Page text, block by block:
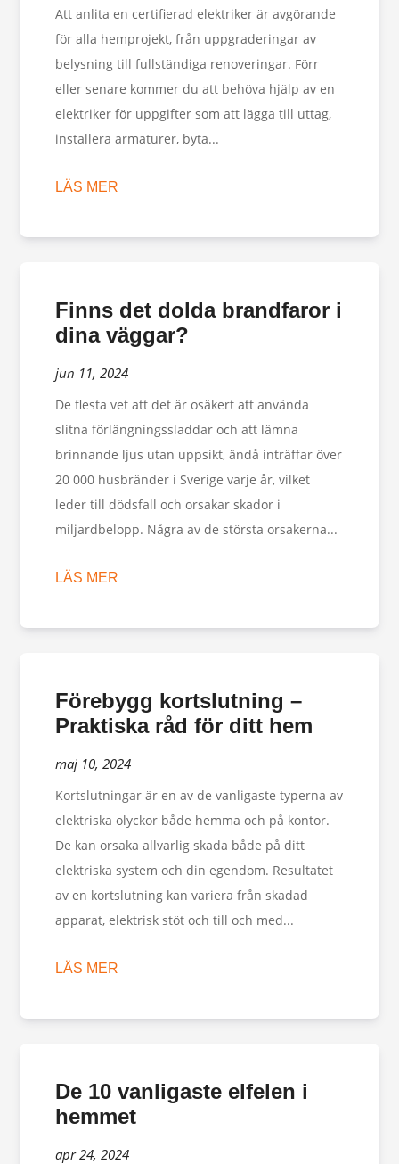
Att anlita en certifierad elektriker är avgörande
för alla hemprojekt, från uppgraderingar av
belysning till fullständiga renoveringar. Förr
eller senare kommer du att behöva hjälp av en
elektriker för uppgifter som att lägga till uttag,
installera armaturer, byta...
LÄS MER
Finns det dolda brandfaror i
dina väggar?
jun 11, 2024
De flesta vet att det är osäkert att använda
slitna förlängningssladdar och att lämna
brinnande ljus utan uppsikt, ändå inträffar över
20 000 husbränder i Sverige varje år, vilket
leder till dödsfall och orsakar skador i
miljardbelopp. Några av de största orsakerna...
LÄS MER
Förebygg kortslutning –
Praktiska råd för ditt hem
maj 10, 2024
Kortslutningar är en av de vanligaste typerna av
elektriska olyckor både hemma och på kontor.
De kan orsaka allvarlig skada både på ditt
elektriska system och din egendom. Resultatet
av en kortslutning kan variera från skadad
apparat, elektrisk stöt och till och med...
LÄS MER
De 10 vanligaste elfelen i
hemmet
apr 24, 2024